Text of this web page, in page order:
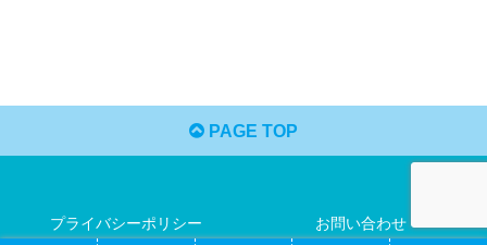
PAGE TOP
プライバシーポリシー お問い合わせ